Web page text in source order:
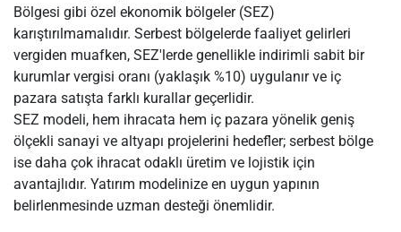
Bölgesi gibi özel ekonomik bölgeler (SEZ)
karıştırılmamalıdır. Serbest bölgelerde faaliyet gelirleri
vergiden muafken, SEZ'lerde genellikle indirimli sabit bir
kurumlar vergisi oranı (yaklaşık %10) uygulanır ve iç
pazara satışta farklı kurallar geçerlidir.
SEZ modeli, hem ihracata hem iç pazara yönelik geniş
ölçekli sanayi ve altyapı projelerini hedefler; serbest bölge
ise daha çok ihracat odaklı üretim ve lojistik için
avantajlıdır. Yatırım modelinize en uygun yapının
belirlenmesinde uzman desteği önemlidir.